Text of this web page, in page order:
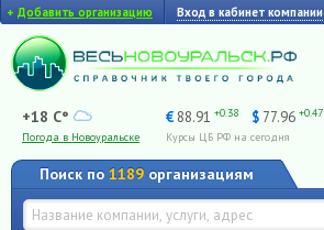
+ Добавить организацию Вход в кабинет компании
+18 C°
Погода в Новоуральске
€ 88.91 +0.38 $ 77.96 +0.47
Курсы ЦБ РФ на сегодня
Поиск по 1189 организациям